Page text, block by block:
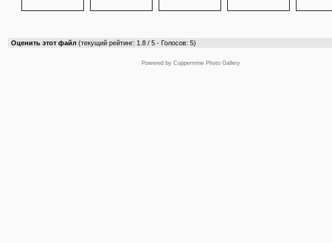
Оценить этот файл (текущий рейтинг: 1.8 / 5 - Голосов: 5)
Powered by Coppermine Photo Gallery